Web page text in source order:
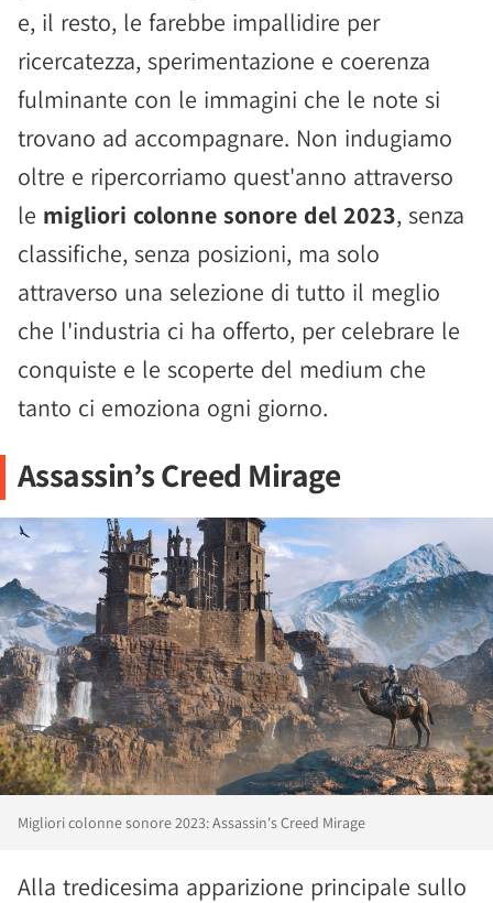
e, il resto, le farebbe impallidire per
ricercatezza, sperimentazione e coerenza
fulminante con le immagini che le note si
trovano ad accompagnare. Non indugiamo
oltre e ripercorriamo quest'anno attraverso
le migliori colonne sonore del 2023, senza
classifiche, senza posizioni, ma solo
attraverso una selezione di tutto il meglio
che l'industria ci ha offerto, per celebrare le
conquiste e le scoperte del medium che
tanto ci emoziona ogni giorno.
Assassin’s Creed Mirage
Migliori colonne sonore 2023: Assassin's Creed Mirage
Alla tredicesima apparizione principale sullo